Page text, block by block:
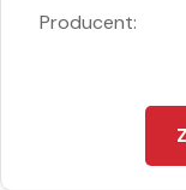
Producent: